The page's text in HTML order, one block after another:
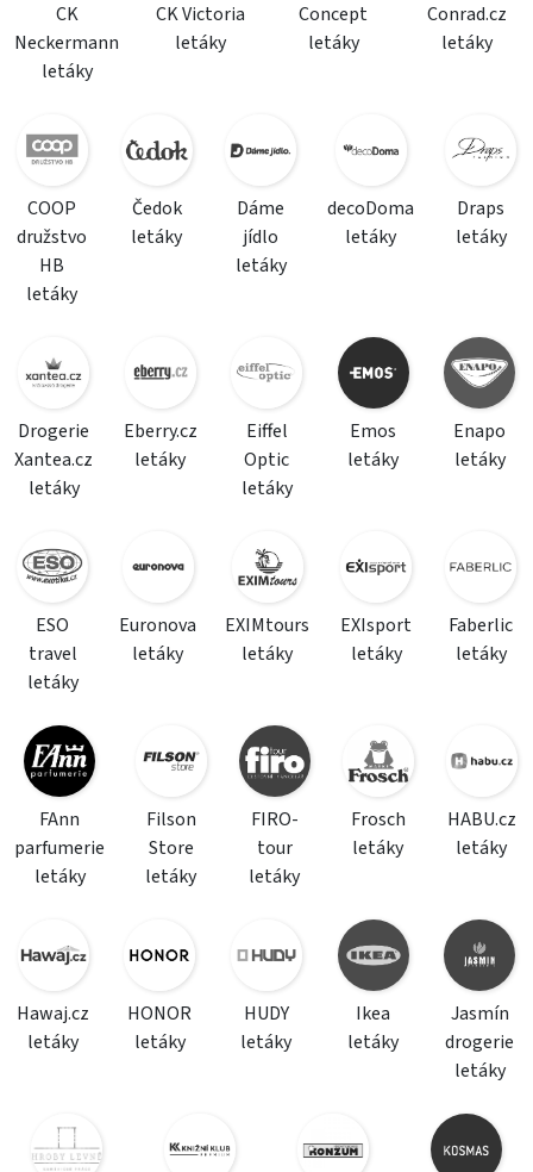
CK
Neckermann
letáky
CK Victoria
letáky
Concept
letáky
Conrad.cz
letáky
COOP
družstvo
HB
letáky
Čedok
letáky
Dáme
jídlo
letáky
decoDoma
letáky
Draps
letáky
Drogerie
Xantea.cz
letáky
Eberry.cz
letáky
Eiffel
Optic
letáky
Emos
letáky
Enapo
letáky
ESO
travel
letáky
Euronova
letáky
EXIMtours
letáky
EXIsport
letáky
Faberlic
letáky
FAnn
parfumerie
letáky
Filson
Store
letáky
FIRO-
tour
letáky
Frosch
letáky
HABU.cz
letáky
Hawaj.cz
letáky
HONOR
letáky
HUDY
letáky
Ikea
letáky
Jasmín
drogerie
letáky